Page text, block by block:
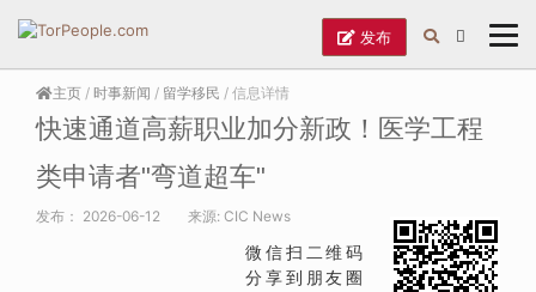
发布
主页 / 时事新闻 / 留学移民 / 信息详情
快速通道高薪职业加分新政！医学工程
类申请者"弯道超车"
发布： 2026-06-12 来源: CIC News
微信扫二维码
分享到朋友圈